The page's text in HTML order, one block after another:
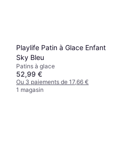
Playlife Patin à Glace Enfant
Sky Bleu
Patins à glace
52,99 €
Ou 3 paiements de 17,66 €
1 magasin